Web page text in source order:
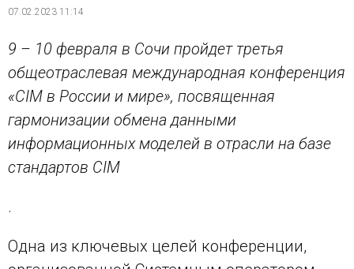
07.02.2023 11:14
9 – 10 февраля в Сочи пройдет третья
общеотраслевая международная конференция
«CIM в России и мире», посвященная
гармонизации обмена данными
информационных моделей в отрасли на базе
стандартов CIM
.
Одна из ключевых целей конференции,